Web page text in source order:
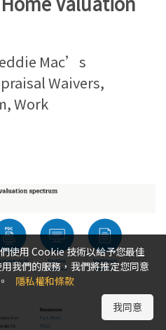
Mac’s
Waivers,
Work
使用 Cookie 技術以給予您最佳
我們的服務，我們將推定您同意
隱私權和條款
我同意